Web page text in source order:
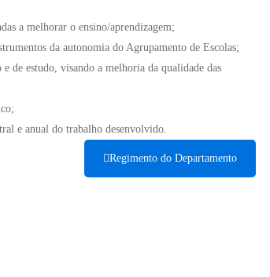
a melhorar o ensino/aprendizagem;
da autonomia do Agrupamento de Escolas;
de estudo, visando a melhoria da qualidade das
e anual do trabalho desenvolvido.
Regimento do Departamento